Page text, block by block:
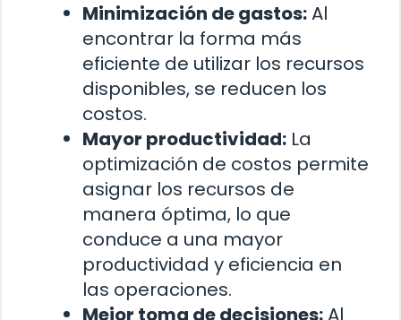
Minimización de gastos:Al
encontrar la forma más
eficiente de utilizar los recursos
disponibles, se reducen los
costos.
Mayor productividad: La
optimización de costos permite
asignar los recursos de
manera óptima, lo que
conduce a una mayor
productividad y eficiencia en
las operaciones.
Mejor toma de decisiones:Al